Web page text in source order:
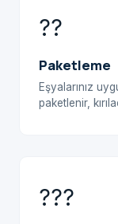
??
Paketleme
Eşyalarınız
paketlenir,
???